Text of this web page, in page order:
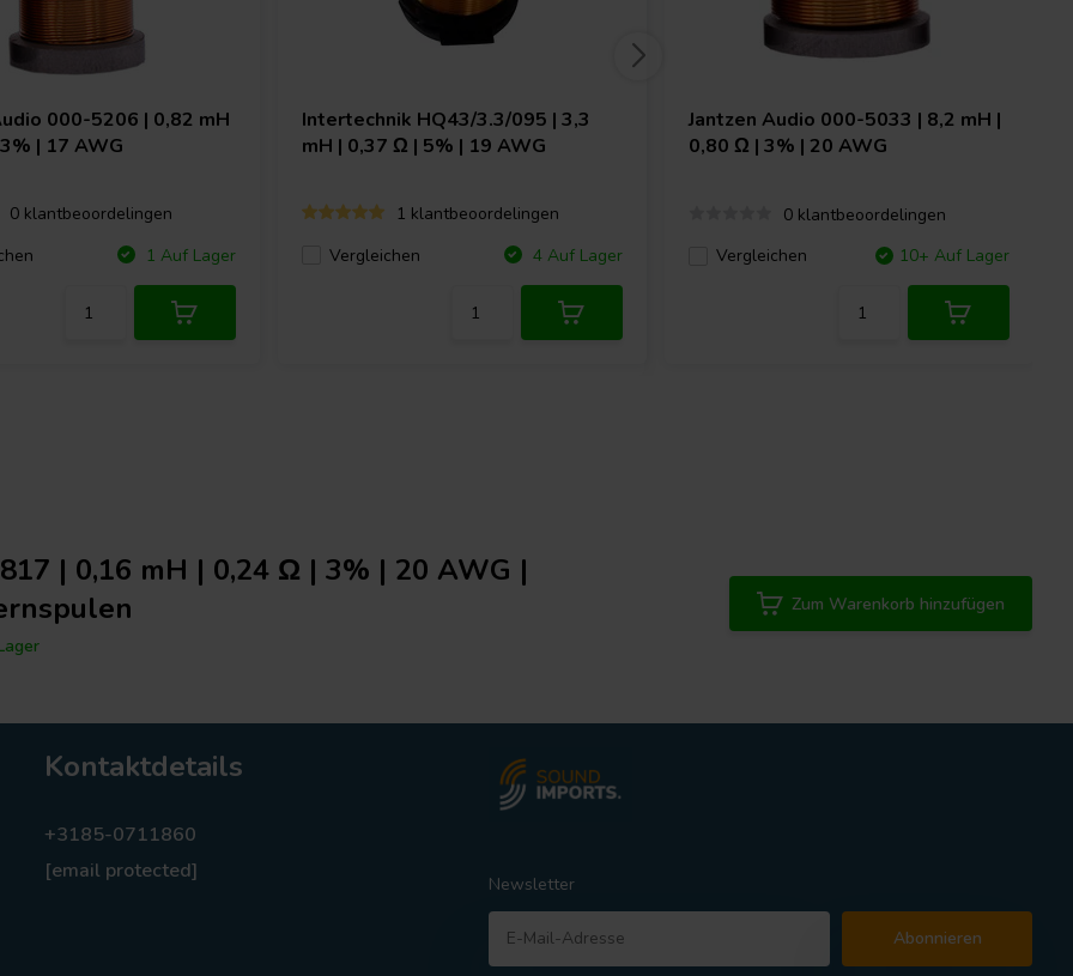
000-5206 | 0,82 mH
| 17 AWG
0 klantbeoordelingen
1 Auf Lager
Intertechnik HQ43/3.3/095 | 3,3
mH | 0,37 Ω | 5% | 19 AWG
1 klantbeoordelingen
Vergleichen
4 Auf Lager
Jantzen Audio 000-5033 | 8,2 mH |
0,80 Ω | 3% | 20 AWG
0 klantbeoordelingen
Vergleichen
10+ Auf Lager
| 0,16 mH | 0,24 Ω | 3% | 20 AWG |
Zum Warenkorb hinzufügen
Kontaktdetails
+3185-0711860
[email protected]
Newsletter
Abonnieren